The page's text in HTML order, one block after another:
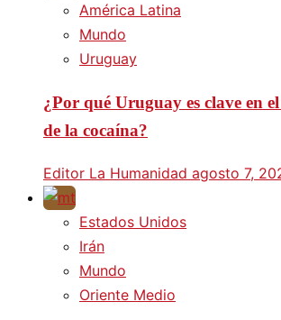
América Latina
Mundo
Uruguay
¿Por qué Uruguay es clave en
de la cocaína?
Editor La Humanidad agosto 7,
Estados Unidos
Irán
Mundo
Oriente Medio